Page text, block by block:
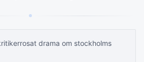
drama om stockholms